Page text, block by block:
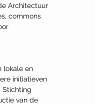
Architectuur
commons
lokale en
initiatieven
Stichting
van de